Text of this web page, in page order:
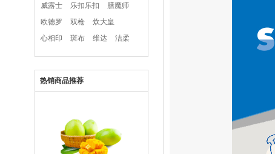
威露士
乐扣乐扣
膳魔师
欧德罗
双枪
炊大皇
心相印
斑布 维达 洁柔
热销商品推荐